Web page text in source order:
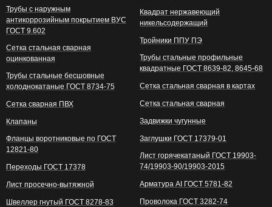
Трубы с наружным
антикоррозийным покрытием ВУС
ГОСТ 9.602
Сетка стальная сварная
оцинкованная
Трубы стальные бесшовные
холоднокатаные ГОСТ 8734-75
Сетка сварная ПВХ
Клапаны
Фланцы воротниковые по ГОСТ
12821-80
Переходы ГОСТ 17378
Лист просечно-вытяжной
Швеллер гнутый ГОСТ 8278-83
Квадрат нержавеющий
никельсодержащий
Тройники ППУ ПЭ
Трубы стальные профильные
квадратные ГОСТ 8639-82, 8645-68
Сетка стальная сварная в картах
Сетка стальная сварная
Задвижки чугунные
Заглушки ГОСТ 17379-01
Лист горячекатаный ГОСТ 19903-
74/19903-90/19903-2015
Арматура АI ГОСТ 5781-82
Проволока ГОСТ 3282-74